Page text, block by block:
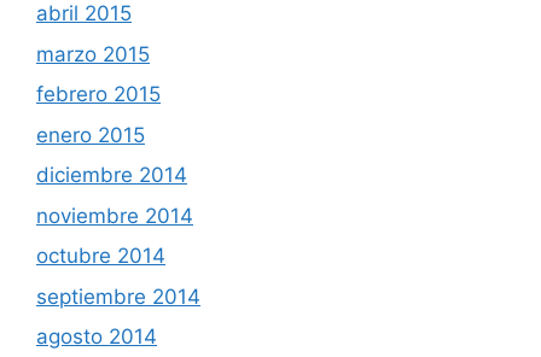
abril 2015
marzo 2015
febrero 2015
enero 2015
diciembre 2014
noviembre 2014
octubre 2014
septiembre 2014
agosto 2014